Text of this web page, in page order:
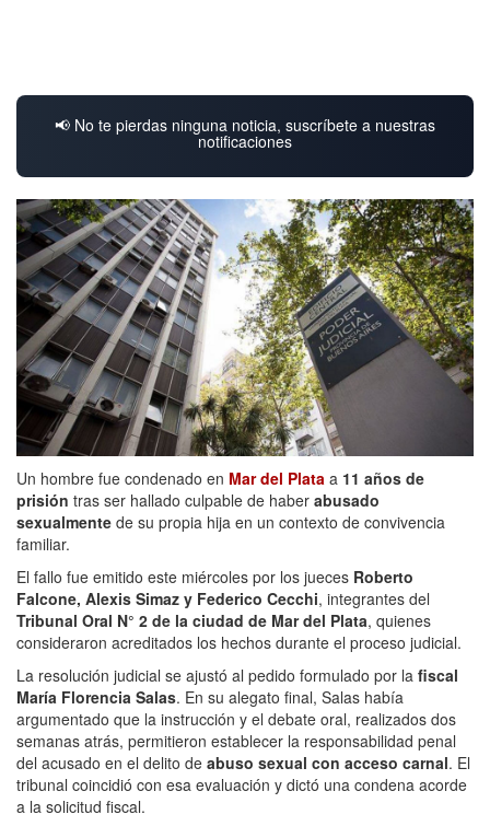
📢 No te pierdas ninguna noticia, suscríbete a nuestras
notificaciones
Un hombre fue condenado en Mar del Plata a 11 años de
prisión tras ser hallado culpable de haber abusado
sexualmente de su propia hija en un contexto de convivencia
familiar.
El fallo fue emitido este miércoles por los jueces Roberto
Falcone, Alexis Simaz y Federico Cecchi, integrantes del
Tribunal Oral N° 2 de la ciudad de Mar del Plata, quienes
consideraron acreditados los hechos durante el proceso judicial.
La resolución judicial se ajustó al pedido formulado por la fiscal
María Florencia Salas. En su alegato final, Salas había
argumentado que la instrucción y el debate oral, realizados dos
semanas atrás, permitieron establecer la responsabilidad penal
del acusado en el delito de abuso sexual con acceso carnal. El
tribunal coincidió con esa evaluación y dictó una condena acorde
a la solicitud fiscal.